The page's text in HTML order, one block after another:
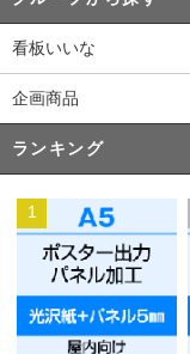
看板いいな
企画商品
ランキング
1